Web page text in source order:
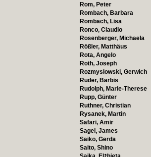
Rom, Peter
Rombach, Barbara
Rombach, Lisa
Ronco, Claudio
Rosenberger, Michaela
Rößler, Matthäus
Rota, Angelo
Roth, Joseph
Rozmyslowski, Gerwich
Ruder, Barbis
Rudolph, Marie-Therese
Rupp, Günter
Ruthner, Christian
Rysanek, Martin
Safari, Amir
Sagel, James
Saiko, Gerda
Saito, Shino